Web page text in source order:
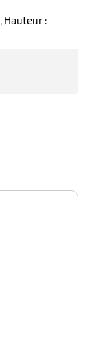
Hauteur :